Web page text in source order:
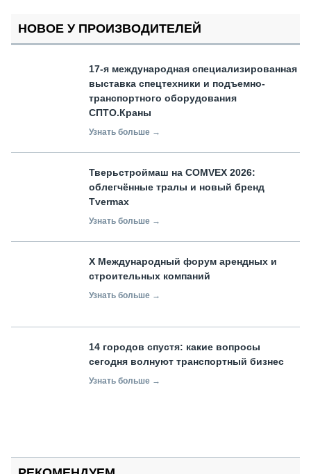
НОВОЕ У ПРОИЗВОДИТЕЛЕЙ
17-я международная специализированная
выставка спецтехники и подъемно-
транспортного оборудования
СПТО.Краны
Узнать больше →
Тверьстроймаш на COMVEX 2026:
облегчённые тралы и новый бренд
Tvermax
Узнать больше →
X Международный форум арендных и
строительных компаний
Узнать больше →
14 городов спустя: какие вопросы
сегодня волнуют транспортный бизнес
Узнать больше →